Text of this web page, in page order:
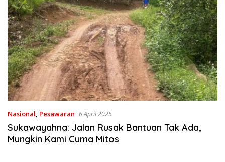
Nasional, Pesawaran 6 April 2025
Sukawayahna: Jalan Rusak Bantuan Tak Ada,
Mungkin Kami Cuma Mitos